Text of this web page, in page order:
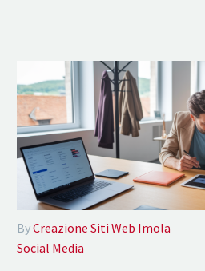
ByCreazione Siti Web Imola
Social Media